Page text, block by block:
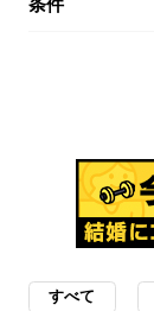
条件
すべて